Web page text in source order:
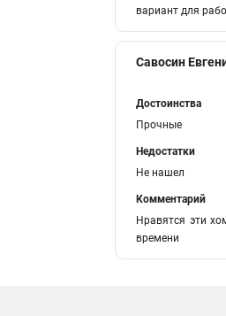
вариант для
Савосин
Достоинства
Прочные
Недостатки
Не нашел
Комментарий
Нравятся эти
времени